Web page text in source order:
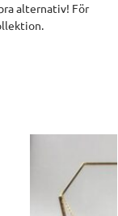
alternativ! För